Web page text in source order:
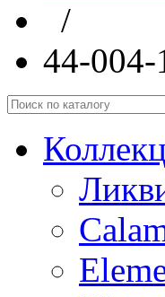
/
44-004-